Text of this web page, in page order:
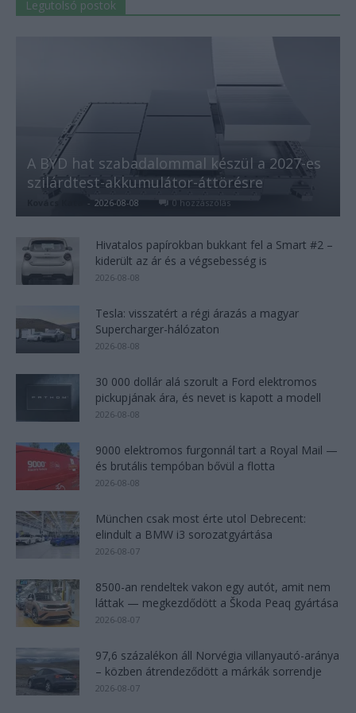
Legutolsó postok
A BYD hat szabadalommal készül a 2027-es
szilárdtest-akkumulátor-áttörésre
- 2026-08-08 0 hozzászólás
Hivatalos papírokban bukkant fel a Smart #2 –
kiderült az ár és a végsebesség is
2026-08-08
Tesla: visszatért a régi árazás a magyar
Supercharger-hálózaton
2026-08-08
30 000 dollár alá szorult a Ford elektromos
pickupjának ára, és nevet is kapott a modell
2026-08-08
9000 elektromos furgonnál tart a Royal Mail —
és brutális tempóban bővül a flotta
2026-08-08
München csak most érte utol Debrecent:
elindult a BMW i3 sorozatgyártása
2026-08-07
8500-an rendeltek vakon egy autót, amit nem
láttak — megkezdődött a Škoda Peaq gyártása
2026-08-07
97,6 százalékon áll Norvégia villanyautó-aránya
– közben átrendeződött a márkák sorrendje
2026-08-07